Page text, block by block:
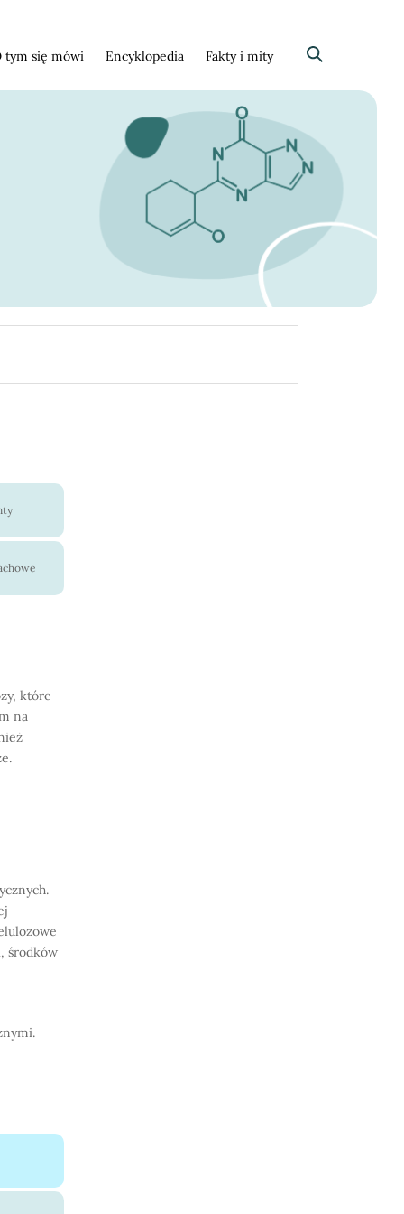
tym się mówi Encyklopedia Fakty i mity Szukaj
które
na
środków